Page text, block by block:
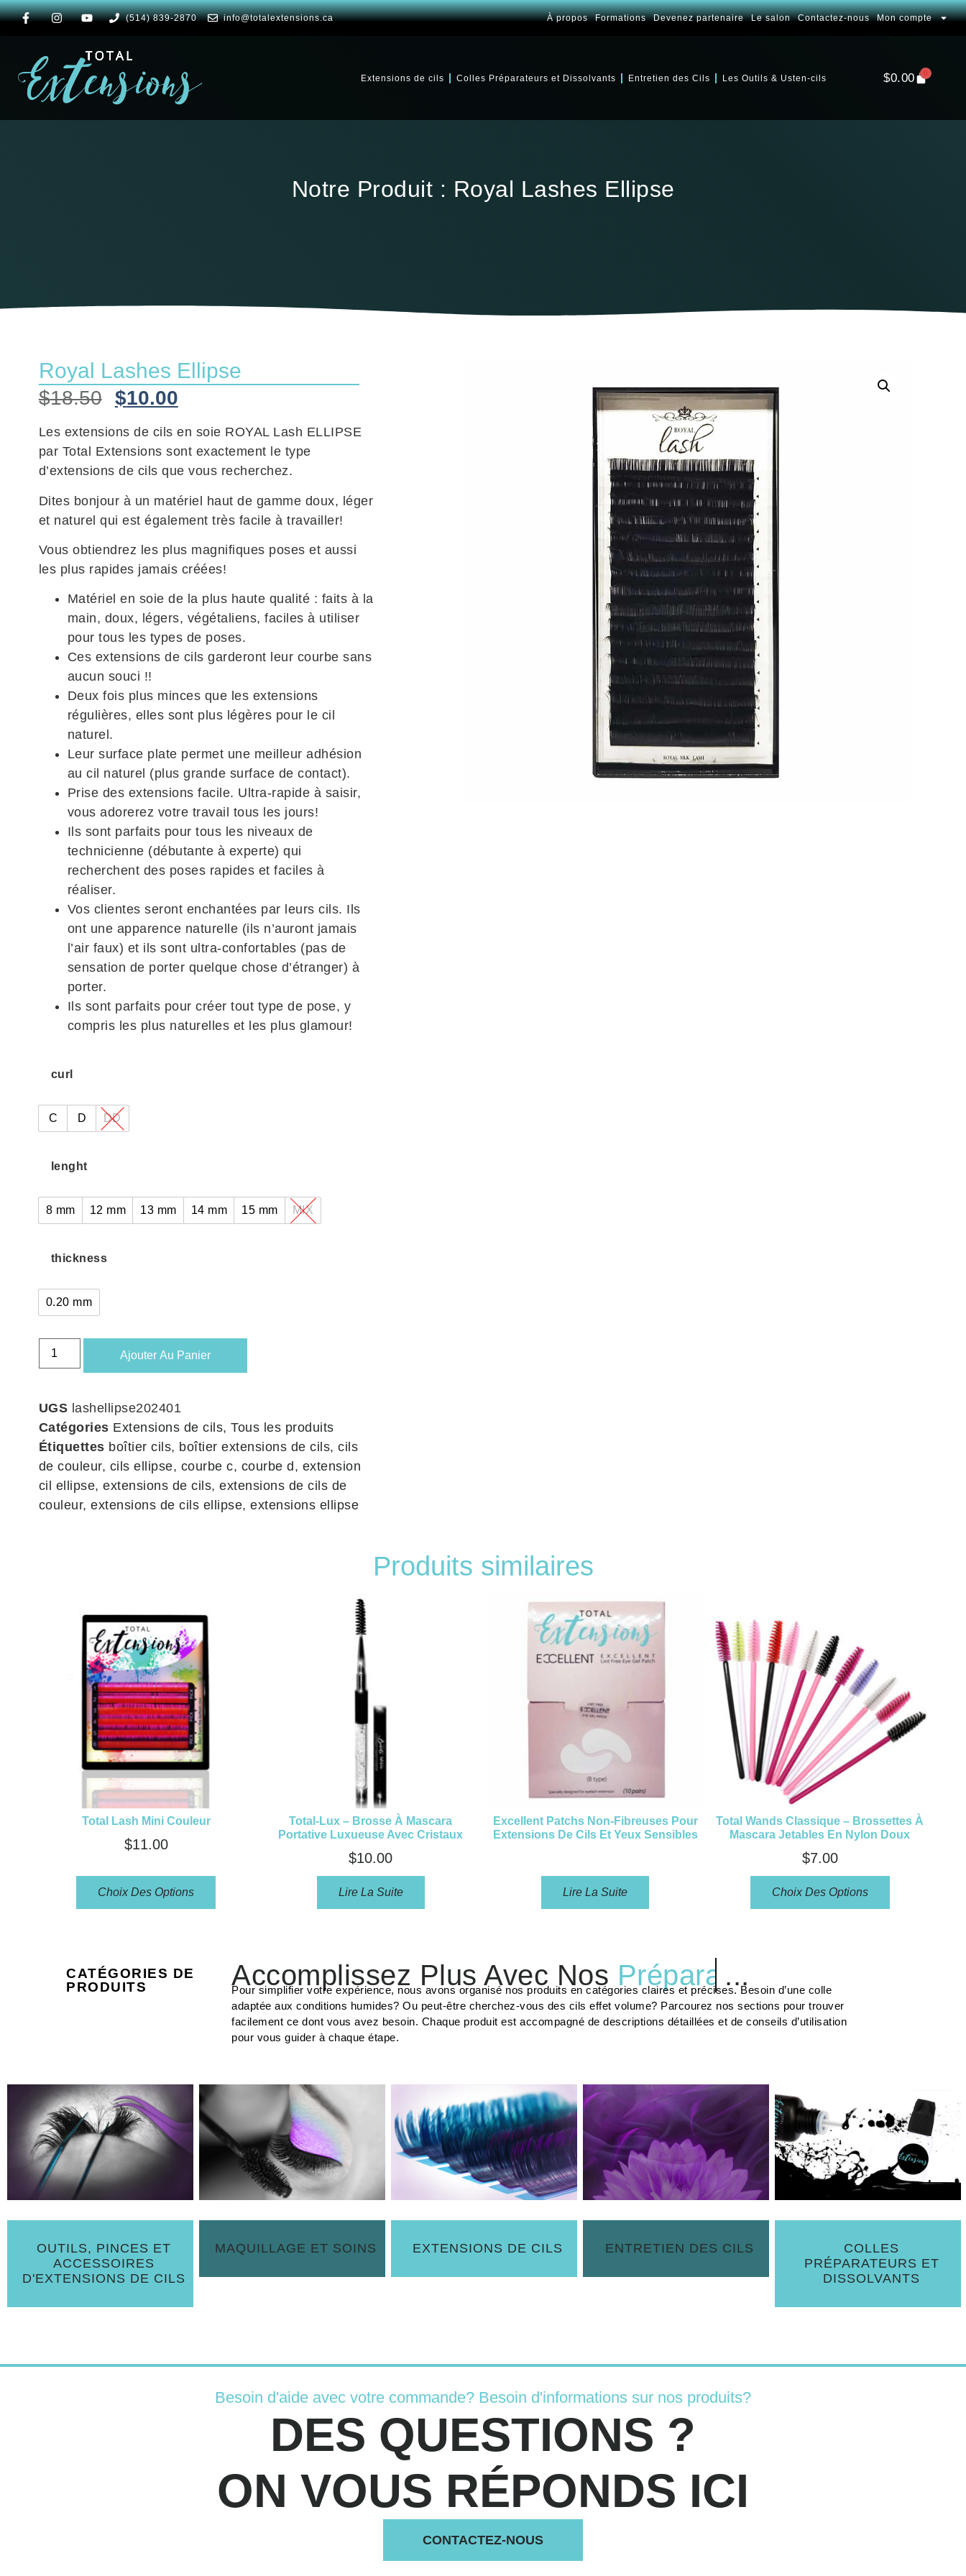
(514) 839-2870 info@totalextensions.ca À propos Formations Devenez partenaire Le salon Contactez-nous Mon compte
Extensions de cils Colles Préparateurs et Dissolvants Entretien des Cils Les Outils & Usten-cils $0.00 0
Notre Produit : Royal Lashes Ellipse
Royal Lashes Ellipse
$18.50 $10.00
Les extensions de cils en soie ROYAL Lash ELLIPSE
par Total Extensions sont exactement le type
d’extensions de cils que vous recherchez.
Dites bonjour à un matériel haut de gamme doux, léger
et naturel qui est également très facile à travailler!
Vous obtiendrez les plus magnifiques poses et aussi
les plus rapides jamais créées!
Matériel en soie de la plus haute qualité : faits à la
main, doux, légers, végétaliens, faciles à utiliser
pour tous les types de poses.
Ces extensions de cils garderont leur courbe sans
aucun souci !!
Deux fois plus minces que les extensions
régulières, elles sont plus légères pour le cil
naturel.
Leur surface plate permet une meilleur adhésion
au cil naturel (plus grande surface de contact).
Prise des extensions facile. Ultra-rapide à saisir,
vous adorerez votre travail tous les jours!
Ils sont parfaits pour tous les niveaux de
technicienne (débutante à experte) qui
recherchent des poses rapides et faciles à
réaliser.
Vos clientes seront enchantées par leurs cils. Ils
ont une apparence naturelle (ils n’auront jamais
l’air faux) et ils sont ultra-confortables (pas de
sensation de porter quelque chose d’étranger) à
porter.
Ils sont parfaits pour créer tout type de pose, y
compris les plus naturelles et les plus glamour!
curl
C D DD
lenght
8 mm 12 mm 13 mm 14 mm 15 mm MIX
thickness
0.20 mm
Ajouter Au Panier
UGS lashellipse202401
Catégories Extensions de cils,Tous les produits
Étiquettes boîtier cils, boîtier extensions de cils,cils
de couleur, cils ellipse, courbe c, courbe d, extension
cil ellipse,extensions de cils,extensions de cils de
couleur,extensions de cils ellipse,extensions ellipse
Produits similaires
Total Lash Mini Couleur
$11.00
Choix Des Options
Total-Lux – Brosse À Mascara
Portative Luxueuse Avec Cristaux
$10.00
Lire La Suite
Excellent Patchs Non-Fibreuses Pour
Extensions De Cils Et Yeux Sensibles
Lire La Suite
Total Wands Classique – Brossettes À
Mascara Jetables En Nylon Doux
$7.00
Choix Des Options
CATÉGORIES DE
PRODUITS
Accomplissez Plus Avec Nos Cils
...
Pour simplifier votre expérience, nous avons organisé nos produits en catégories claires et précises. Besoin d’une colle
adaptée aux conditions humides? Ou peut-être cherchez-vous des cils effet volume? Parcourez nos sections pour trouver
facilement ce dont vous avez besoin. Chaque produit est accompagné de descriptions détaillées et de conseils d’utilisation
pour vous guider à chaque étape.
OUTILS, PINCES ET
ACCESSOIRES
D'EXTENSIONS DE CILS
MAQUILLAGE ET SOINS EXTENSIONS DE CILS ENTRETIEN DES CILS
COLLES
PRÉPARATEURS ET
DISSOLVANTS
Besoin d'aide avec votre commande? Besoin d'informations sur nos produits?
DES QUESTIONS ?
ON VOUS RÉPONDS ICI
CONTACTEZ-NOUS